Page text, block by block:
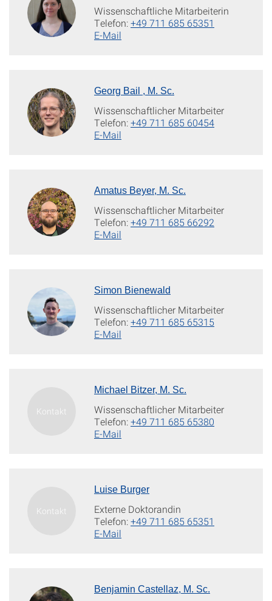
Wissenschaftliche Mitarbeiterin
Telefon:+49 711 685 65351
E-Mail
Georg Bail , M. Sc.
Wissenschaftlicher Mitarbeiter
Telefon:+49 711 685 60454
E-Mail
Amatus Beyer, M. Sc.
Wissenschaftlicher Mitarbeiter
Telefon:+49 711 685 66292
E-Mail
Simon Bienewald
Wissenschaftlicher Mitarbeiter
Telefon:+49 711 685 65315
E-Mail
Michael Bitzer, M. Sc.
Wissenschaftlicher Mitarbeiter
Telefon:+49 711 685 65380
E-Mail
Luise Burger
Externe Doktorandin
Telefon:+49 711 685 65351
E-Mail
Benjamin Castellaz, M. Sc.